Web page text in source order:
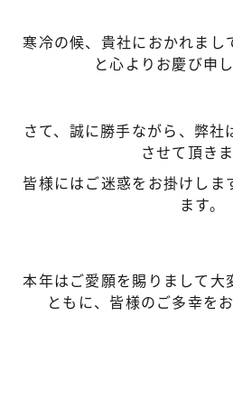
寒冷の候、貴社におかれまし
と心よりお慶び申
さて、誠に勝手ながら、弊社
させて頂きま
皆様にはご迷惑をお掛けしま
ます。
本年はご愛願を賜りまして大
ともに、皆様のご多幸を